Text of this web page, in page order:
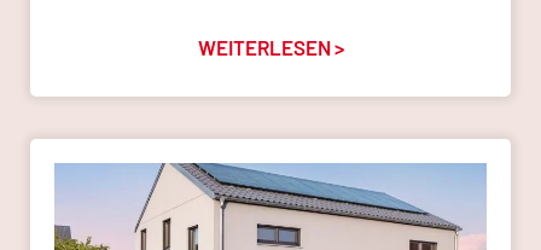
WEITERLESEN >